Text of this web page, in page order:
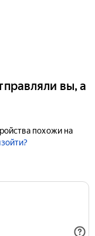
вы, а
похожи на